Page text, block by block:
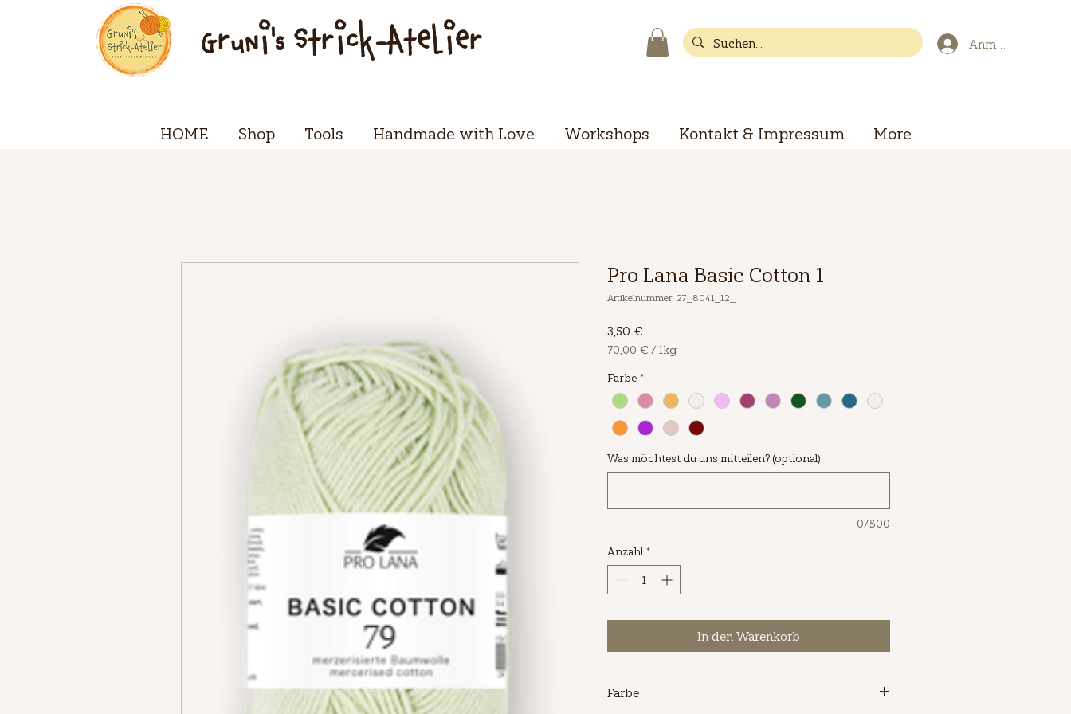
Gruni's Strick-Atelier Anmelden
HOME Shop Tools Handmade with Love Workshops Kontakt & Impressum More
Pro Lana Basic Cotton 1
Artikelnummer: 27_8041_12_
3,50 €
70,00 € / 1kg
pro
Kilogramm
Farbe *
Was möchtest du uns mitteilen? (optional)
0/500
Anzahl *
In den Warenkorb
Farbe